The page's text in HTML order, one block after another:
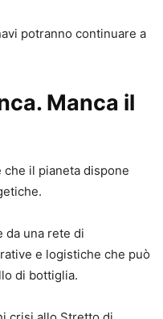
potranno continuare a
Manca il
che il pianeta dispone
da una rete di
e logistiche che può
di bottiglia.